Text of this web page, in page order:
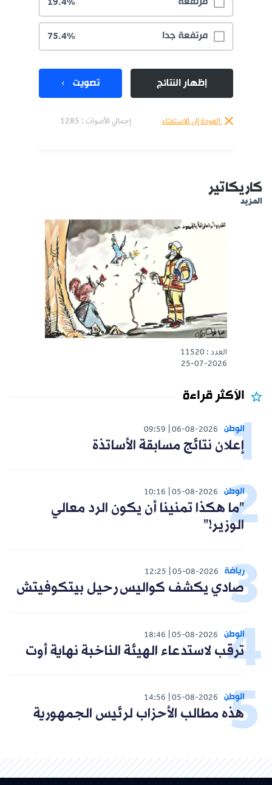
مرتفعة جدا 75.4%
إظهار النتائج تصويت
العودة إلى الاستفتاء إجمالي الأصوات : 1285
كاريكاتير
المزيد
العدد : 11520
25-07-2026
الأكثر قراءة
الوطن 06-08-2026
09:59
إعلان نتائج مسابقة الأساتذة
الوطن 05-08-2026
10:16
"ما هكذا تمنينا أن يكون الرد معالي
الوزير!"
رياضة 05-08-2026
12:25
صادي يكشف كواليس رحيل بيتكوفيتش
الوطن 05-08-2026
18:46
ترقب لاستدعاء الهيئة الناخبة نهاية أوت
الوطن 05-08-2026
14:56
هذه مطالب الأحزاب لرئيس الجمهورية